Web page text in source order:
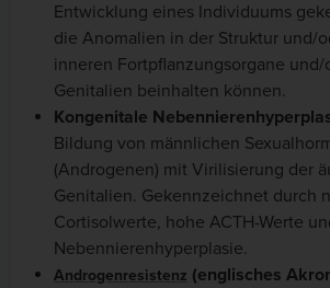
Entwicklung eines Individuums
die Anomalien in der Struktur und/
inneren Fortpflanzungsorgane
Genitalien beinhalten können.
Kongenitale
Bildung von männlichen
(Androgenen) mit Virilisierung der
Genitalien. Gekennzeichnet durch
Cortisolwerte, hohe ACTH-Werte
Nebennierenhyperplasie.
Androgenresistenz (englisches